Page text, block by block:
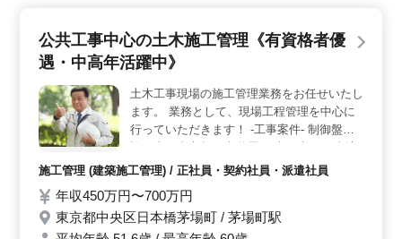
り、通勤手当や賞与の支給があります。さらに、年間休
日が122日と充実しており、労働環境も整っています。福
利厚生面でも、雇用保険や労災保険、健康保険、厚生年
金などが充実しています。 ＜会社情報＞ 建築工事
業や土木工事業、電気通信工事業などを幅広く展開して
います。男性が8割を占め、平均年齢は51.6歳。技術者を
中心にしたプロフェッショナルなチームが、安全かつ確
公共工事中心の土木施工管理《有資格者優
遇・中高年活躍中》
土木工事現場の施工管理業務をお任せいたし
ます。 業務として、現場工程管理を中心に
行っていただきます！ -工事案件- 制御盤移
設工事（東京都下水道局） 水再生ｾﾝﾀｰ合流
改善施設建設工事（東京都下水道局） 鉄塔
備事業 電気設備工事 ﾘｻｲｸﾙｾﾝﾀｰ拡張工事
（三洋商事） 中高年歓迎！！60代ももちろ
施工管理 (建築施工管理) / 正社員・契約社員・派遣社員
年収450万円〜700万円
東京都中央区日本橋茅場町 / 茅場町駅